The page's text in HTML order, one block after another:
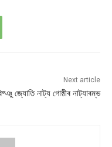
Next article
জ্যোতি নাট্য গোষ্ঠীৰ নাট্যাৰম্ভ